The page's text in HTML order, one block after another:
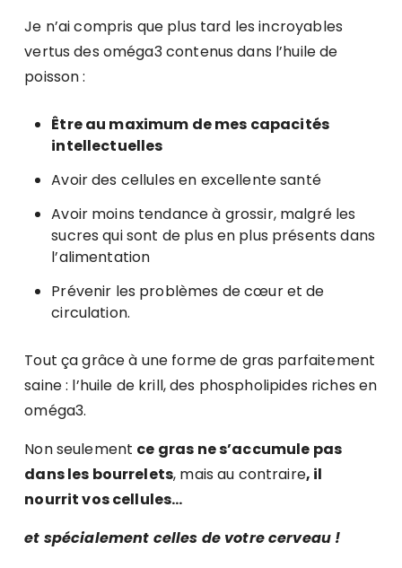
Je n’ai compris que plus tard les incroyables
vertus des oméga3 contenus dans l’huile de
poisson :
Être au maximum de mes capacités
intellectuelles
Avoir des cellules en excellente santé
Avoir moins tendance à grossir, malgré les
sucres qui sont de plus en plus présents dans
l’alimentation
Prévenir les problèmes de cœur et de
circulation.
Tout ça grâce à une forme de gras parfaitement
saine : l’huile de krill, des phospholipides riches en
oméga3.
Non seulement ce gras ne s’accumule pas
dans les bourrelets, mais au contraire, il
nourrit vos cellules…
et spécialement celles de votre cerveau !